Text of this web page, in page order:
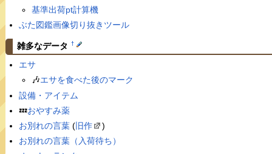
基準出荷pt計算機
ぶた図鑑画像切り抜きツール
雑多なデータ †
エサ
🎶エサを食べた後のマーク
設備・アイテム
💤おやすみ薬
お別れの言葉(旧作
)
お別れの言葉（入荷待ち）